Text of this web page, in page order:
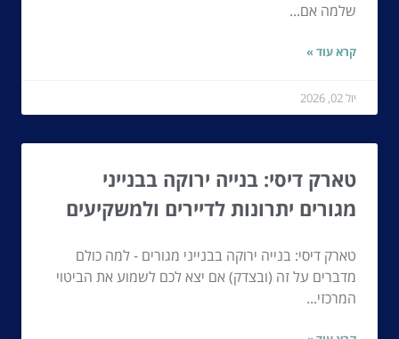
שלמה אם...
קרא עוד »
יול 02, 2026
טארק דיסי: בנייה ירוקה בבנייני
מגורים יתרונות לדיירים ולמשקיעים
טארק דיסי: בנייה ירוקה בבנייני מגורים - למה כולם
מדברים על זה (ובצדק) אם יצא לכם לשמוע את הביטוי
המרכזי...